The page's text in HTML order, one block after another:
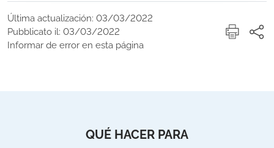
Última actualización: 03/03/2022
Pubblicato il: 03/03/2022
Informar de error en esta página
QUÉ HACER PARA